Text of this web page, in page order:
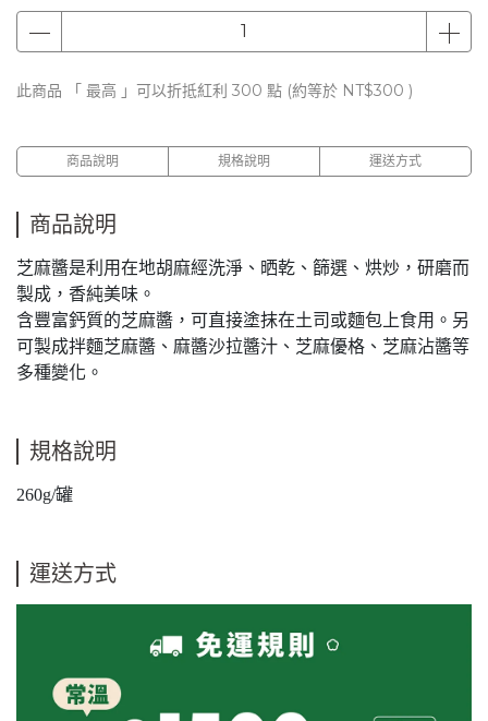
此商品 「 最高 」可以折抵紅利 300 點 (約等於 NT$300 )
商品說明 規格說明 運送方式
商品說明
芝麻醬是利用在地胡麻經洗淨、晒乾、篩選、烘炒，研磨而
製成，香純美味。
含豐富鈣質的芝麻醬，可直接塗抹在土司或麵包上食用。另
可製成拌麵芝麻醬、麻醬沙拉醬汁、芝麻優格、芝麻沾醬等
多種變化。
規格說明
260g/罐
運送方式